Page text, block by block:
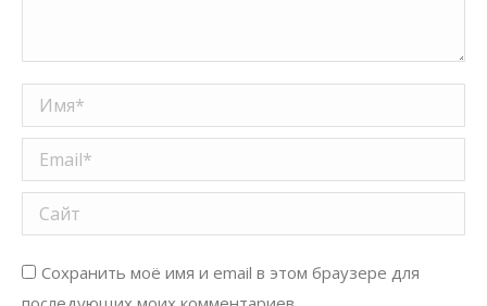
Имя *
Email *
Сайт
Сохранить моё имя и email в этом браузере для